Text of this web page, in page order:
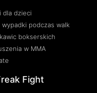
dla dzieci
wypadki podczas walk
bokserskich
w MMA
Fight